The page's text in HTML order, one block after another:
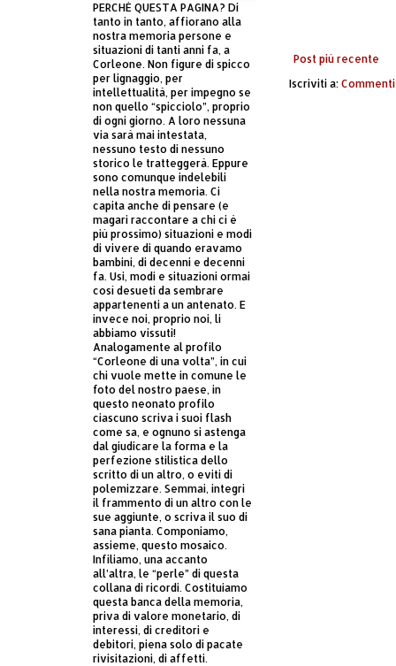
Post più recente
Iscriviti a:
PERCHÈ QUESTA PAGINA? Di
tanto in tanto, affiorano alla
nostra memoria persone e
situazioni di tanti anni fa, a
Corleone. Non figure di spicco
per lignaggio, per
intellettualità, per impegno se
non quello “spicciolo”, proprio
di ogni giorno. A loro nessuna
via sarà mai intestata,
nessuno testo di nessuno
storico le tratteggerà. Eppure
sono comunque indelebili
nella nostra memoria. Ci
capita anche di pensare (e
magari raccontare a chi ci è
più prossimo) situazioni e modi
di vivere di quando eravamo
bambini, di decenni e decenni
fa. Usi, modi e situazioni ormai
così desueti da sembrare
appartenenti a un antenato. E
invece noi, proprio noi, li
abbiamo vissuti!
Analogamente al profilo
“Corleone di una volta”, in cui
chi vuole mette in comune le
foto del nostro paese, in
questo neonato profilo
ciascuno scriva i suoi flash
come sa, e ognuno si astenga
dal giudicare la forma e la
perfezione stilistica dello
scritto di un altro, o eviti di
polemizzare. Semmai, integri
il frammento di un altro con le
sue aggiunte, o scriva il suo di
sana pianta. Componiamo,
assieme, questo mosaico.
Infiliamo, una accanto
all’altra, le “perle” di questa
collana di ricordi. Costituiamo
questa banca della memoria,
priva di valore monetario, di
interessi, di creditori e
debitori, piena solo di pacate
rivisitazioni, di affetti.